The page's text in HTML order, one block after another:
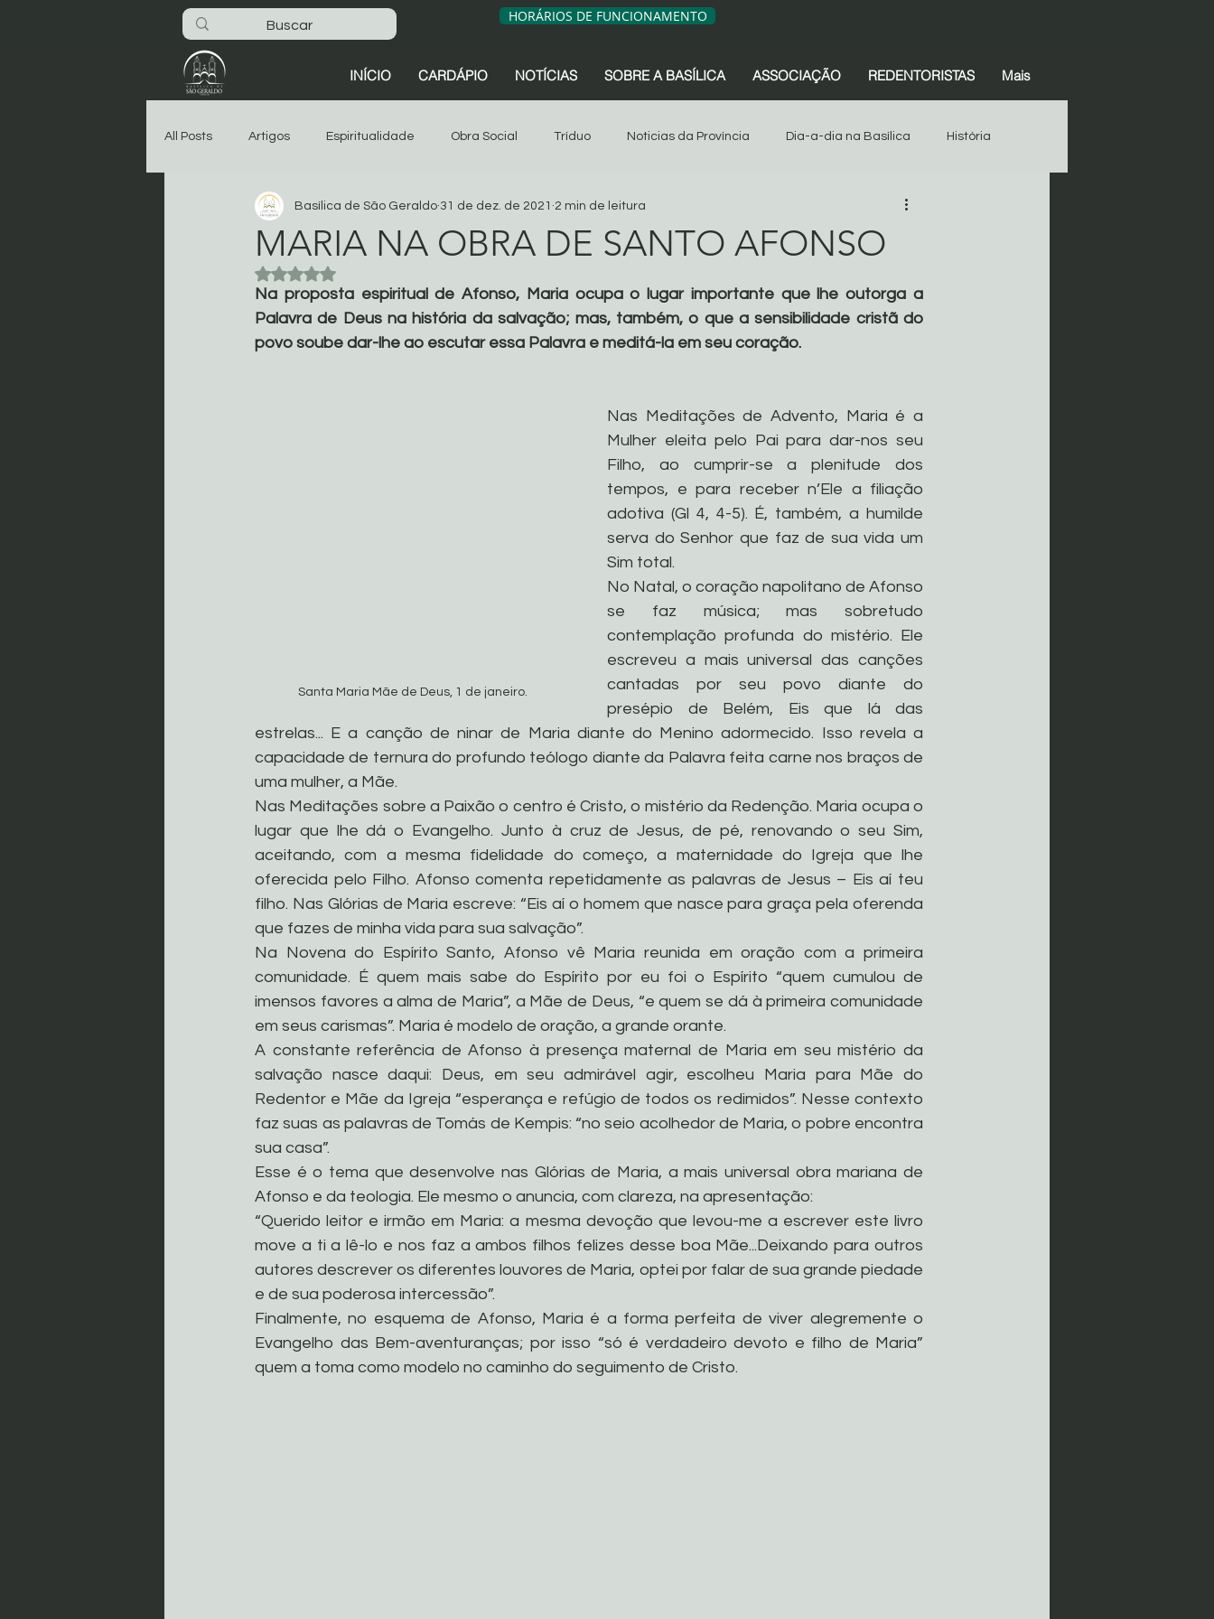
HORÁRIOS DE FUNCIONAMENTO
INÍCIO CARDÁPIO NOTÍCIAS SOBRE A BASÍLICA ASSOCIAÇÃO REDENTORISTAS Mais
All Posts Artigos Espiritualidade Obra Social Tríduo Noticias da Província Dia-a-dia na Basílica História
São Geraldo Oitava Associação dos Devotos Tríduo Obra Social
Dia-a-dia na Basílica
Começar
MARIA NA OBRA DE SANTO AFONSO
Basílica de São Geraldo 31 de dez. de 2021 2 min de leitura
Avaliado com NaN de 5 estrelas.
Na proposta espiritual de Afonso, Maria ocupa o lugar importante que lhe outorga a
Palavra de Deus na história da salvação; mas, também, o que a sensibilidade cristã do
povo soube dar-lhe ao escutar essa Palavra e meditá-la em seu coração.
Santa Maria Mãe de Deus, 1 de janeiro.
Nas Meditações de Advento, Maria é a
Mulher eleita pelo Pai para dar-nos seu
Filho, ao cumprir-se a plenitude dos
tempos, e para receber n’Ele a filiação
adotiva (Gl 4, 4-5). É, também, a humilde
serva do Senhor que faz de sua vida um
Sim total.
No Natal, o coração napolitano de Afonso
se faz música; mas sobretudo
contemplação profunda do mistério. Ele
escreveu a mais universal das canções
cantadas por seu povo diante do
presépio de Belém, Eis que lá das
estrelas... E a canção de ninar de Maria diante do Menino adormecido. Isso revela a
capacidade de ternura do profundo teólogo diante da Palavra feita carne nos braços de
uma mulher, a Mãe.
Nas Meditações sobre a Paixão o centro é Cristo, o mistério da Redenção. Maria ocupa o
lugar que lhe dá o Evangelho. Junto à cruz de Jesus, de pé, renovando o seu Sim,
aceitando, com a mesma fidelidade do começo, a maternidade do Igreja que lhe
oferecida pelo Filho. Afonso comenta repetidamente as palavras de Jesus – Eis aí teu
filho. Nas Glórias de Maria escreve: “Eis aí o homem que nasce para graça pela oferenda
que fazes de minha vida para sua salvação”.
Na Novena do Espírito Santo, Afonso vê Maria reunida em oração com a primeira
comunidade. É quem mais sabe do Espírito por eu foi o Espírito “quem cumulou de
imensos favores a alma de Maria”, a Mãe de Deus, “e quem se dá à primeira comunidade
em seus carismas”. Maria é modelo de oração, a grande orante.
A constante referência de Afonso à presença maternal de Maria em seu mistério da
salvação nasce daqui: Deus, em seu admirável agir, escolheu Maria para Mãe do
Redentor e Mãe da Igreja “esperança e refúgio de todos os redimidos”. Nesse contexto
faz suas as palavras de Tomás de Kempis: “no seio acolhedor de Maria, o pobre encontra
sua casa”.
Esse é o tema que desenvolve nas Glórias de Maria, a mais universal obra mariana de
Afonso e da teologia. Ele mesmo o anuncia, com clareza, na apresentação:
“Querido leitor e irmão em Maria: a mesma devoção que levou-me a escrever este livro
move a ti a lê-lo e nos faz a ambos filhos felizes desse boa Mãe...Deixando para outros
autores descrever os diferentes louvores de Maria, optei por falar de sua grande piedade
e de sua poderosa intercessão”.
Finalmente, no esquema de Afonso, Maria é a forma perfeita de viver alegremente o
Evangelho das Bem-aventuranças; por isso “só é verdadeiro devoto e filho de Maria”
quem a toma como modelo no caminho do seguimento de Cristo.